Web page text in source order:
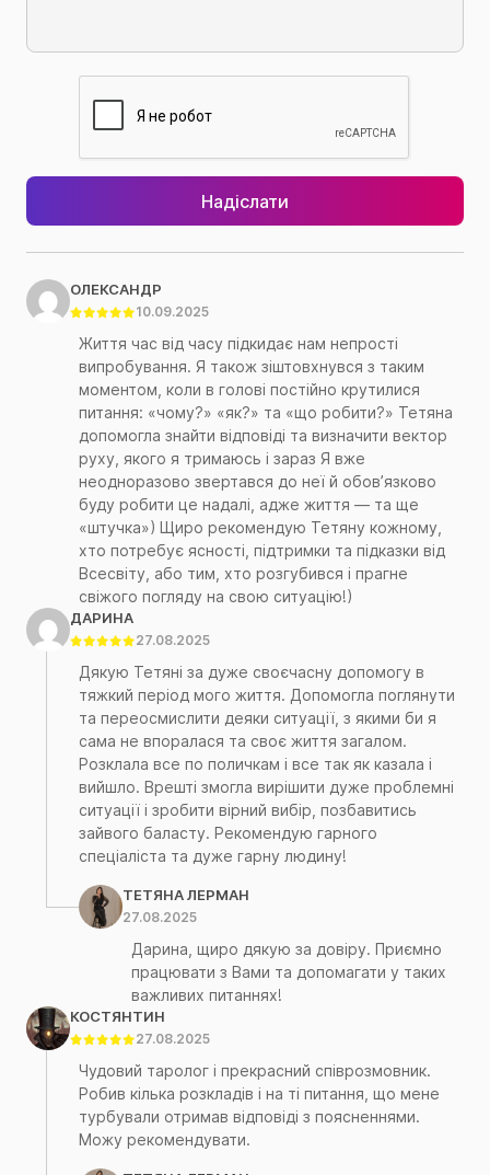
Надіслати
ОЛЕКСАНДР
10.09.2025
Життя час від часу підкидає нам непрості
випробування. Я також зіштовхнувся з таким
моментом, коли в голові постійно крутилися
питання: «чому?» «як?» та «що робити?» Тетяна
допомогла знайти відповіді та визначити вектор
руху, якого я тримаюсь і зараз Я вже
неодноразово звертався до неї й обов’язково
буду робити це надалі, адже життя — та ще
«штучка») Щиро рекомендую Тетяну кожному,
хто потребує ясності, підтримки та підказки від
Всесвіту, або тим, хто розгубився і прагне
свіжого погляду на свою ситуацію!)
ДАРИНА
27.08.2025
Дякую Тетяні за дуже своєчасну допомогу в
тяжкий період мого життя. Допомогла поглянути
та переосмислити деяки ситуації, з якими би я
сама не впоралася та своє життя загалом.
Розклала все по поличкам і все так як казала і
вийшло. Врешті змогла вирішити дуже проблемні
ситуації і зробити вірний вибір, позбавитись
зайвого баласту. Рекомендую гарного
спеціаліста та дуже гарну людину!
ТЕТЯНА ЛЕРМАН
27.08.2025
Дарина, щиро дякую за довіру. Приємно
працювати з Вами та допомагати у таких
важливих питаннях!
КОСТЯНТИН
27.08.2025
Чудовий таролог і прекрасний співрозмовник.
Робив кілька розкладів і на ті питання, що мене
турбували отримав відповіді з поясненнями.
Можу рекомендувати.